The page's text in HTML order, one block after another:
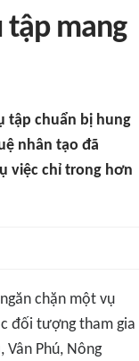
tập mang
tập chuẩn bị hung
nhân tạo đã
việc chỉ trong hơn
chặn một vụ
đối tượng tham gia
Phú, Nông